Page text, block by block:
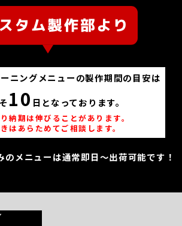
ニングメニューの製作期間の目安は
10 日となっております。
納期は伸びることがあります。
はあらためてご相談します。
メニューは通常即日～出荷可能です！